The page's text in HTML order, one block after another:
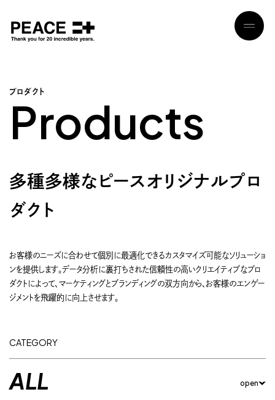
プロ ダ ク ト
Products
多種多様なピースオリジナルプロ
ダクト
お客様のニーズに合わせて個別に最適化できるカスタマイズ可能なソリューショ
ンを提供します。データ分析に裏打ちされた信頼性の高いクリエイティブなプロ
ダクトによって、マーケティングとブランディングの双方向から、お客様のエンゲー
ジメントを飛躍的に向上させます。
CATEGORY
ALL open